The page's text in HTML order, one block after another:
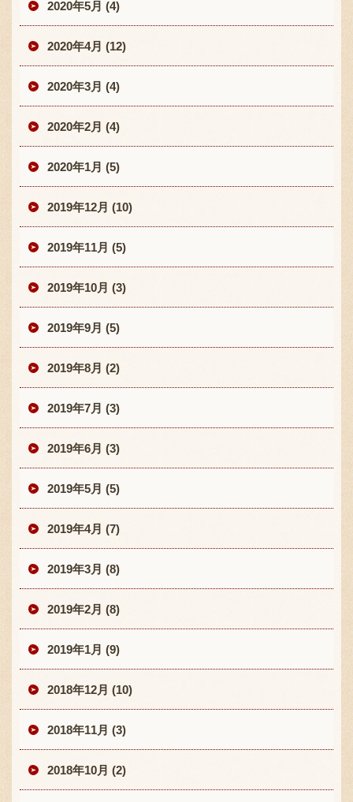
2020年5月 (4)
2020年4月 (12)
2020年3月 (4)
2020年2月 (4)
2020年1月 (5)
2019年12月 (10)
2019年11月 (5)
2019年10月 (3)
2019年9月 (5)
2019年8月 (2)
2019年7月 (3)
2019年6月 (3)
2019年5月 (5)
2019年4月 (7)
2019年3月 (8)
2019年2月 (8)
2019年1月 (9)
2018年12月 (10)
2018年11月 (3)
2018年10月 (2)